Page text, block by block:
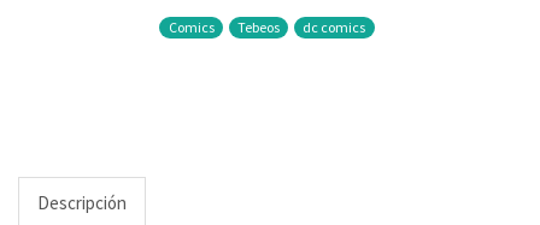
Comics Tebeos dc comics
Descripción